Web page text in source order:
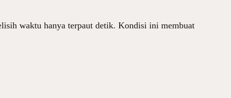
waktu hanya terpaut detik. Kondisi ini membuat